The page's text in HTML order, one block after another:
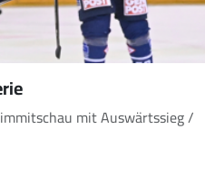
mit Auswärtssieg /